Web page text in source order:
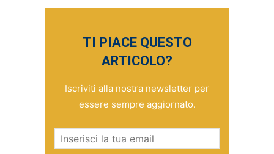
TI PIACE QUESTO
ARTICOLO?
Iscriviti alla nostra newsletter per
essere sempre aggiornato.